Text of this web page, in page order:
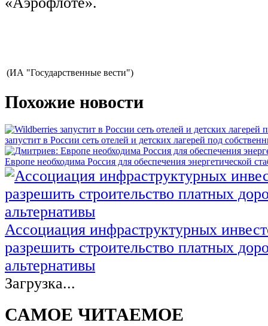
(ИА "Государственные вести")
Похожие новости
запустит в России сеть отелей и детских лагерей под
Европе необходима Россия для обеспечения энергетической
Ассоциация инфраструктурных
разрешить строительство платных
альтернативы
Загрузка...
САМОЕ ЧИТАЕМОЕ